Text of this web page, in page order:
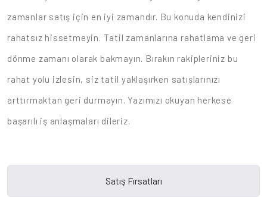
zamanlar satış için en iyi zamandır. Bu konuda kendinizi
rahatsız hissetmeyin. Tatil zamanlarına rahatlama ve geri
dönme zamanı olarak bakmayın. Bırakın rakipleriniz bu
rahat yolu izlesin, siz tatil yaklaşırken satışlarınızı
arttırmaktan geri durmayın. Yazımızı okuyan herkese
başarılı iş anlaşmaları dileriz.